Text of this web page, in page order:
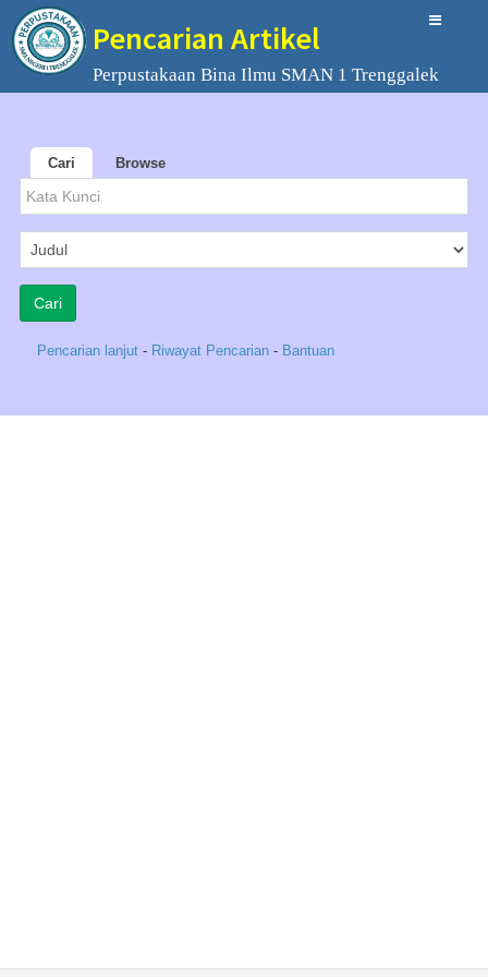
Pencarian Artikel
Perpustakaan Bina Ilmu SMAN 1 Trenggalek
Cari Browse
Pencarian lanjut - Riwayat Pencarian - Bantuan